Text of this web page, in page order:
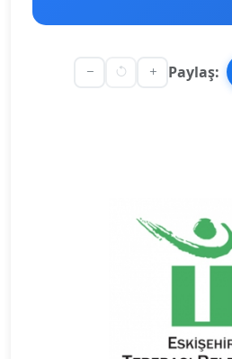
Paylaş: